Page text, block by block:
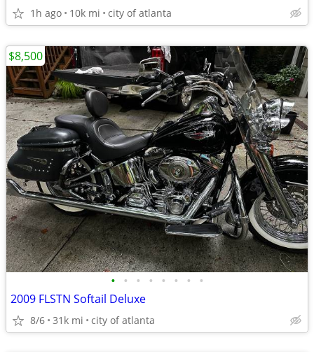
1h ago 10k mi city of atlanta
• • • • • • • •
2009 FLSTN Softail Deluxe
8/6 31k mi city of atlanta
$8,500